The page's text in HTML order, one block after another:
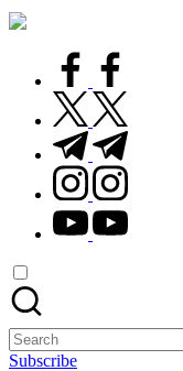
Gemeinsam
wachsen,
leben
facebook.com
twitter.com
t.me
instagram.com
youtube.com
Search
for:
Subscribe